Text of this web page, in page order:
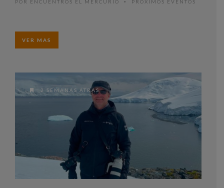
POR ENCUENTROS EL MERCURIO • PRÓXIMOS EVENTOS
VER MAS
2 SEMANAS ATRAS